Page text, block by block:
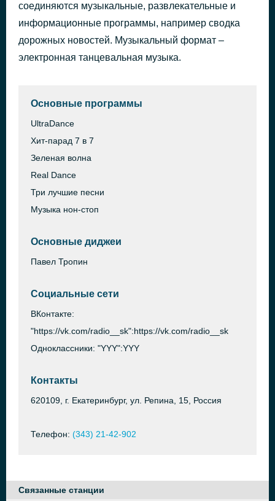
соединяются музыкальные, развлекательные и
информационные программы, например сводка
дорожных новостей. Музыкальный формат –
электронная танцевальная музыка.
Основные программы
UltraDance
Хит-парад 7 в 7
Зеленая волна
Real Dance
Три лучшие песни
Музыка нон-стоп
Основные диджеи
Павел Тропин
Социальные сети
ВКонтакте:
"https://vk.com/radio__sk":https://vk.com/radio__sk
Одноклассники: "YYY":YYY
Контакты
620109, г. Екатеринбург, ул. Репина, 15, Россия
Телефон: (343) 21-42-902
Связанные станции